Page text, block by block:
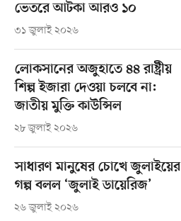
ভেতরে আটকা আরও ১০
৩১ জুলাই ২০২৬
লোকসানের অজুহাতে ৪৪ রাষ্ট্রীয়
শিল্প ইজারা দেওয়া চলবে না:
জাতীয় মুক্তি কাউন্সিল
২৮ জুলাই ২০২৬
সাধারণ মানুষের চোখে জুলাইয়ের
গল্প বলল ‘জুলাই ডায়েরিজ’
২৬ জুলাই ২০২৬